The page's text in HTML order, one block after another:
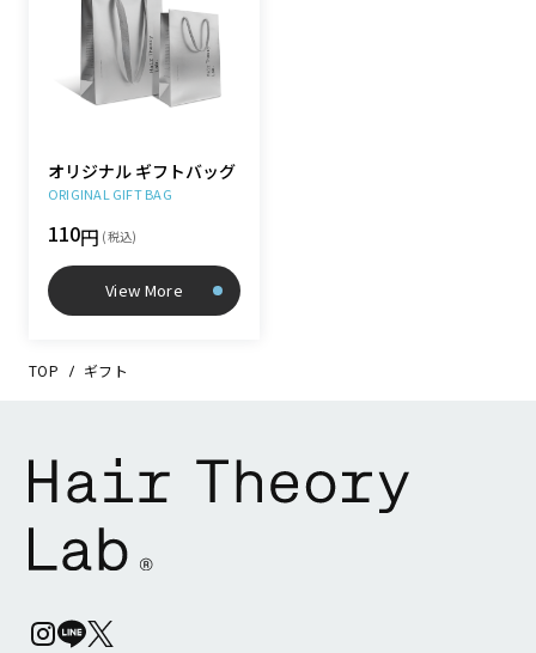
オリジナル ギフトバッグ
ORIGINAL GIFT BAG
110円 (税込)
View More
TOP ギフト